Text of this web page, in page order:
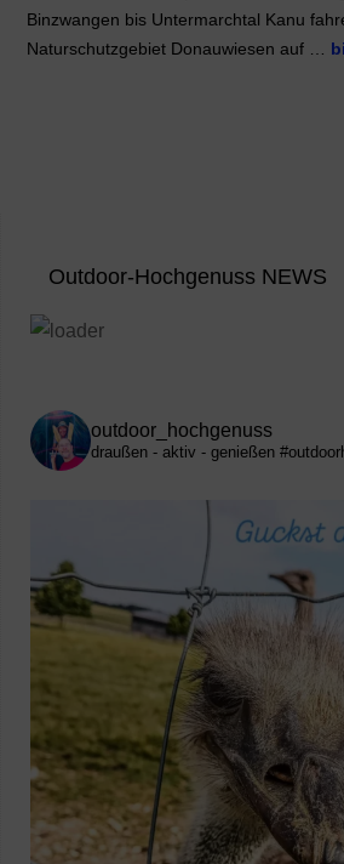
Binzwangen bis Untermarchtal Kanu
Naturschutzgebiet Donauwiesen auf …
Outdoor-Hochgenuss NEWS
outdoor_hochgenuss
draußen - aktiv - genießen